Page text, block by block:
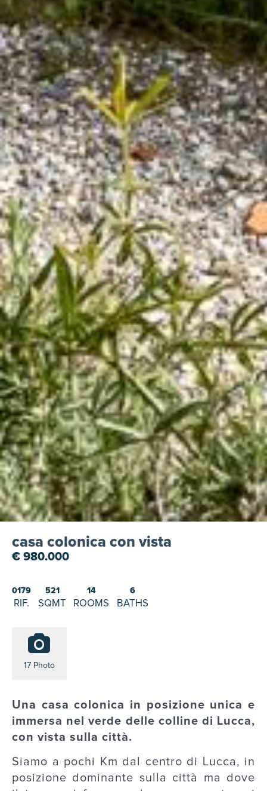
casa colonica con vista
€ 980.000
0179
RIF.
521
SQMT
14
ROOMS
6
BATHS
17 Photo
Una casa colonica in posizione unica e
immersa nel verde delle colline di Lucca,
con vista sulla città.
Siamo a pochi Km dal centro di Lucca, in
posizione dominante sulla città ma dove